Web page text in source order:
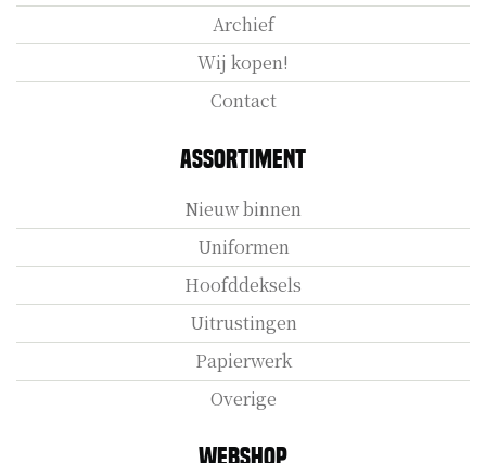
Archief
Wij kopen!
Contact
Assortiment
Nieuw binnen
Uniformen
Hoofddeksels
Uitrustingen
Papierwerk
Overige
Webshop